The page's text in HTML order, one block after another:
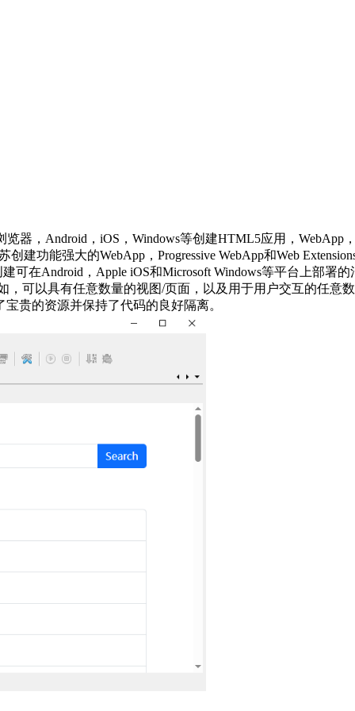
器，Android，iOS，Windows等创建HTML5应用，WebApp
建功能强大的WebApp，Progressive WebApp和Web
可在Android，Apple iOS和Microsoft Windows等平台上部署
可以具有任意数量的视图/页面，以及用于用户交互的任意
贵的资源并保持了代码的良好隔离。